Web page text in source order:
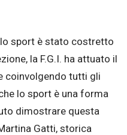
sport è stato costretto
la F.G.I. ha attuato il
coinvolgendo tutti gli
lo sport è una forma
dimostrare questa
Gatti, storica